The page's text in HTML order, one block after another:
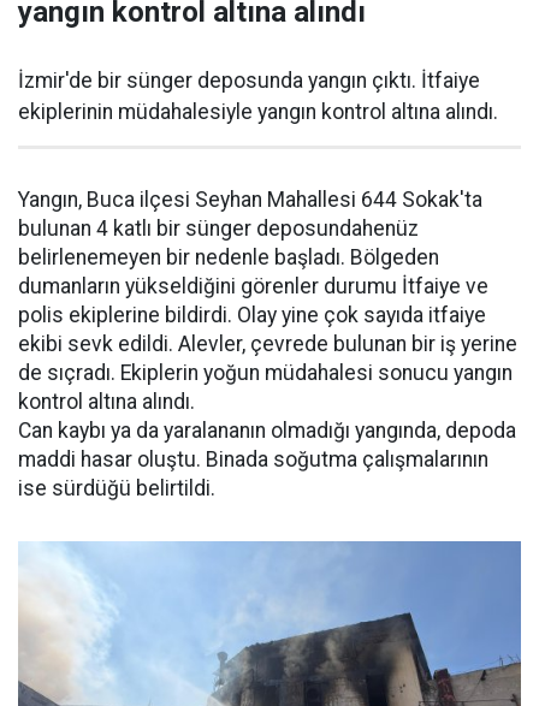
yangın kontrol altına alındı
İzmir'de bir sünger deposunda yangın çıktı. İtfaiye
ekiplerinin müdahalesiyle yangın kontrol altına alındı.
Yangın, Buca ilçesi Seyhan Mahallesi 644 Sokak'ta
bulunan 4 katlı bir sünger deposundahenüz
belirlenemeyen bir nedenle başladı. Bölgeden
dumanların yükseldiğini görenler durumu İtfaiye ve
polis ekiplerine bildirdi. Olay yine çok sayıda itfaiye
ekibi sevk edildi. Alevler, çevrede bulunan bir iş yerine
de sıçradı. Ekiplerin yoğun müdahalesi sonucu yangın
kontrol altına alındı.
Can kaybı ya da yaralananın olmadığı yangında, depoda
maddi hasar oluştu. Binada soğutma çalışmalarının
ise sürdüğü belirtildi.